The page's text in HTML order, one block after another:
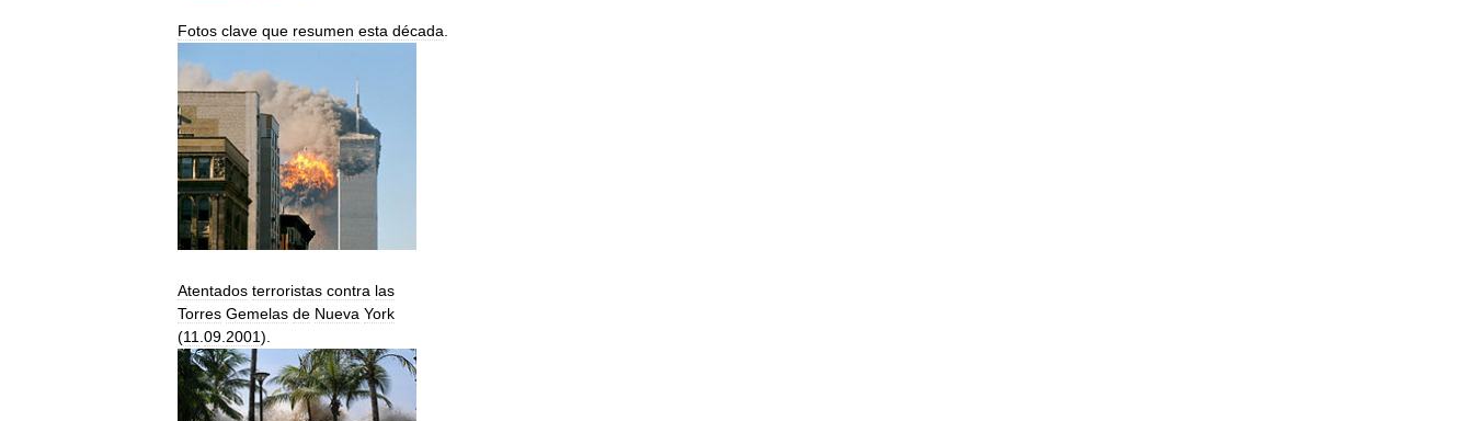
Fotos clave que resumen esta década
Atentados terroristas contra las
Torres Gemelas de Nueva York
(11 09 2001).